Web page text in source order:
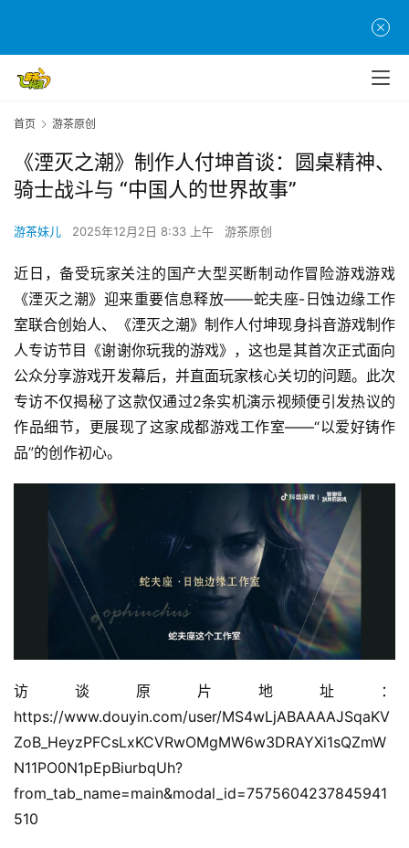
首页 游茶原创
《湮灭之潮》制作人付坤首谈：圆桌精神、
骑士战斗与 “中国人的世界故事”
游茶妹儿 2025年12月2日 8:33 上午 游茶原创
近日，备受玩家关注的国产大型买断制动作冒险游戏游戏
《湮灭之潮》迎来重要信息释放——蛇夫座-日蚀边缘工作
室联合创始人、《湮灭之潮》制作人付坤现身抖音游戏制作
人专访节目《谢谢你玩我的游戏》，这也是其首次正式面向
公众分享游戏开发幕后，并直面玩家核心关切的问题。此次
专访不仅揭秘了这款仅通过2条实机演示视频便引发热议的
作品细节，更展现了这家成都游戏工作室——“以爱好铸作
品”的创作初心。
访谈原片地址：
https://www.douyin.com/user/MS4wLjABAAAAJSqaKV
ZoB_HeyzPFCsLxKCVRwOMgMW6w3DRAYXi1sQZmW
N11PO0N1pEpBiurbqUh?
from_tab_name=main&modal_id=7575604237845941
510